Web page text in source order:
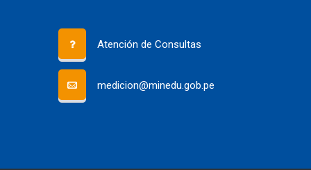
Atención de Consultas
medicion@minedu.gob.pe